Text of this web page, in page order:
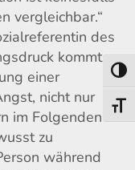
vergleichbar.“
des
kommt
einer
nicht nur
im Folgenden
zu
während